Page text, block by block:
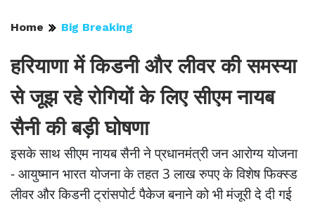
Home Big Breaking
हरियाणा में किडनी और लीवर की समस्या
से जूझ रहे रोगियों के लिए सीएम नायब
सैनी की बड़ी घोषणा
इसके साथ सीएम नायब सैनी ने प्रधानमंत्री जन आरोग्य योजना
- आयुष्मान भारत योजना के तहत 3 लाख रुपए के विशेष फिक्स्ड
लीवर और किडनी ट्रांसपोर्ट पैकेज बनाने को भी मंजूरी दे दी गई